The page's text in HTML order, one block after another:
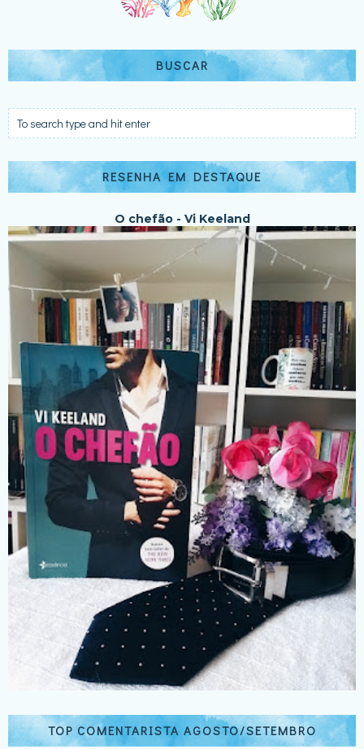
BUSCAR
RESENHA EM DESTAQUE
O chefão - Vi Keeland
TOP COMENTARISTA AGOSTO/SETEMBRO